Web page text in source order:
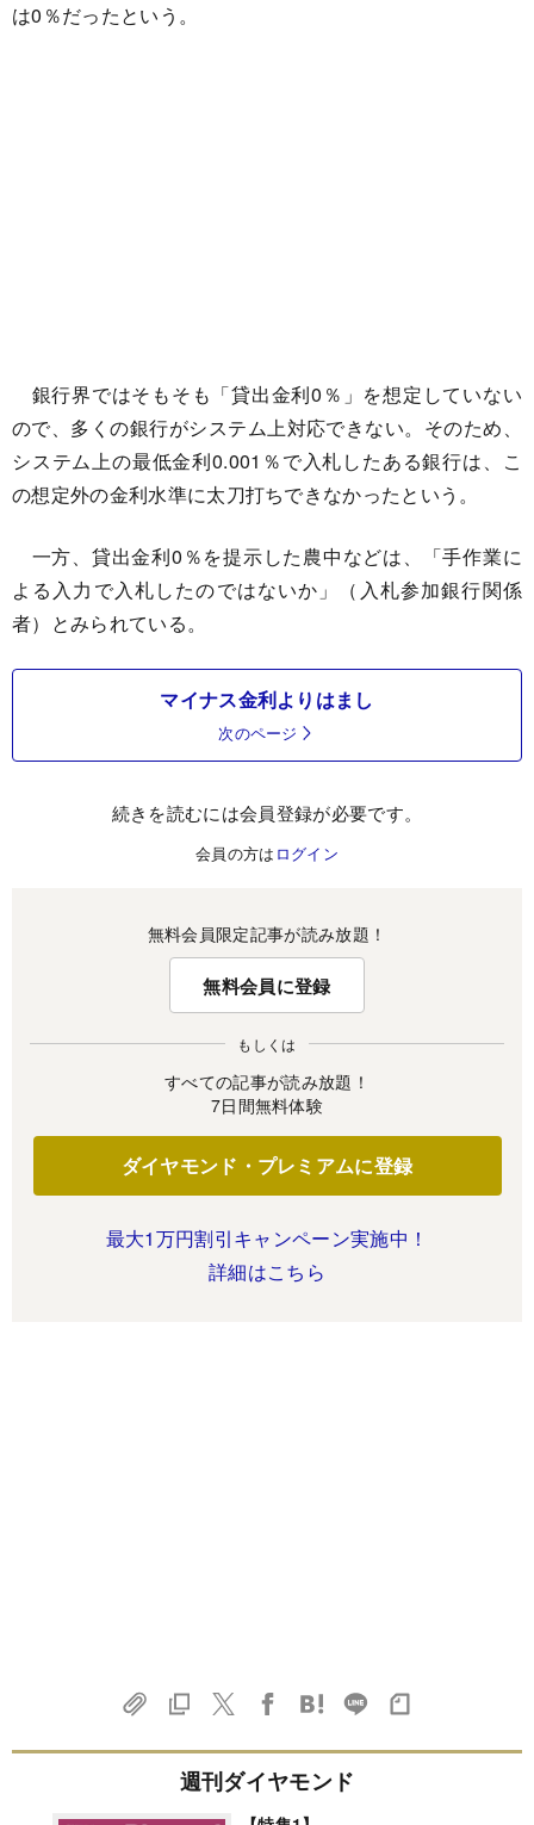
は0％だったという。
銀行界ではそもそも「貸出金利0％」を想定していない
ので、多くの銀行がシステム上対応できない。そのため、
システム上の最低金利0.001％で入札したある銀行は、こ
の想定外の金利水準に太刀打ちできなかったという。
一方、貸出金利0％を提示した農中などは、「手作業に
よる入力で入札したのではないか」（入札参加銀行関係
者）とみられている。
マイナス金利よりはまし
次のページ
続きを読むには会員登録が必要です。
会員の方は ログイン
無料会員限定記事が読み放題！
無料会員に登録
もしくは
すべての記事が読み放題！
7日間無料体験
ダイヤモンド・プレミアムに登録
最大1万円割引キャンペーン実施中！
詳細はこちら
週刊ダイヤモンド